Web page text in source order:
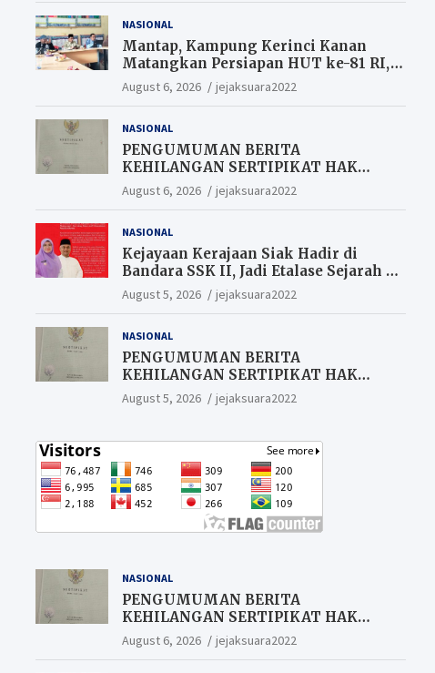
NASIONAL
Mantap, Kampung Kerinci Kanan
Matangkan Persiapan HUT ke-81 RI,
Warga yang ikut Upacara
Berkesempatan Raih Hadiah
August 6, 2026 jejaksuara2022
NASIONAL
PENGUMUMAN BERITA
KEHILANGAN SERTIPIKAT HAK
MILIK (SHM).
August 6, 2026 jejaksuara2022
NASIONAL
Kejayaan Kerajaan Siak Hadir di
Bandara SSK II, Jadi Etalase Sejarah di
Gerbang Riau
August 5, 2026 jejaksuara2022
NASIONAL
PENGUMUMAN BERITA
KEHILANGAN SERTIPIKAT HAK
MILIK (SHM).
August 5, 2026 jejaksuara2022
NASIONAL
PENGUMUMAN BERITA
KEHILANGAN SERTIPIKAT HAK
MILIK (SHM).
August 6, 2026 jejaksuara2022